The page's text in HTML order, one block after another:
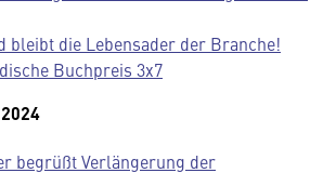
bleibt die Lebensader der Branche!
Buchpreis 3x7
begrüßt Verlängerung der